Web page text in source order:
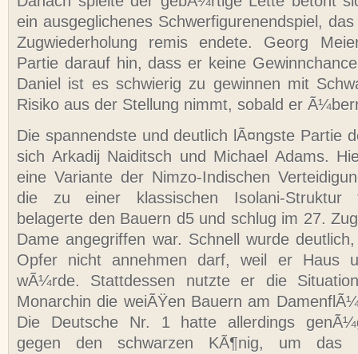
ein ausgeglichenes Schwerfigurenendspiel,
Zugwiederholung remis endete. Georg
Partie darauf hin, dass er keine
Daniel ist es schwierig zu gewinnen mit
Risiko aus der Stellung nimmt, sobald er
Die spannendste und deutlich lÃ¤ngste Partie
sich Arkadij Naiditsch und Michael Adams.
eine Variante der Nimzo-Indischen
die zu einer klassischen Isolani-Struktur
belagerte den Bauern d5 und schlug im 27.
Dame angegriffen war. Schnell wurde
Opfer nicht annehmen darf, weil er Haus
wÃ¼rde. Stattdessen nutzte er die
Monarchin die weiÃŸen Bauern am
Die Deutsche Nr. 1 hatte allerdings
gegen den schwarzen KÃ¶nig, um das